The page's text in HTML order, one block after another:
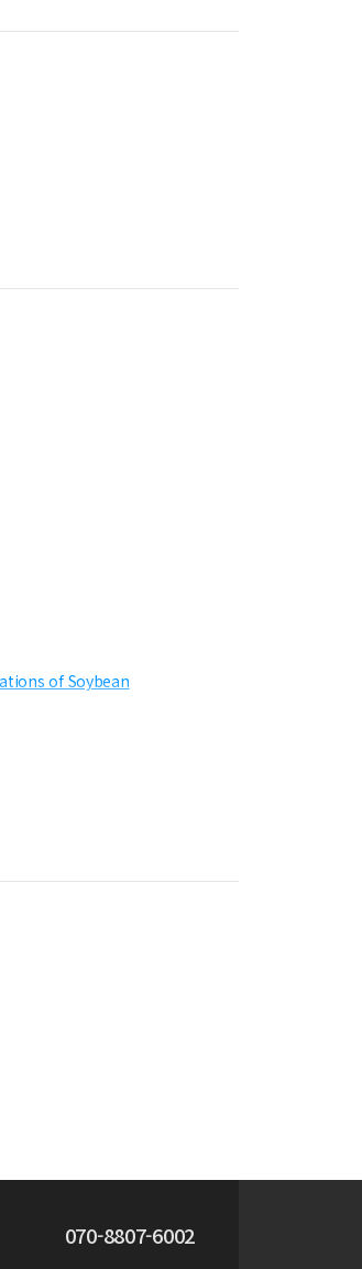
of Soybean
070-8807-6002